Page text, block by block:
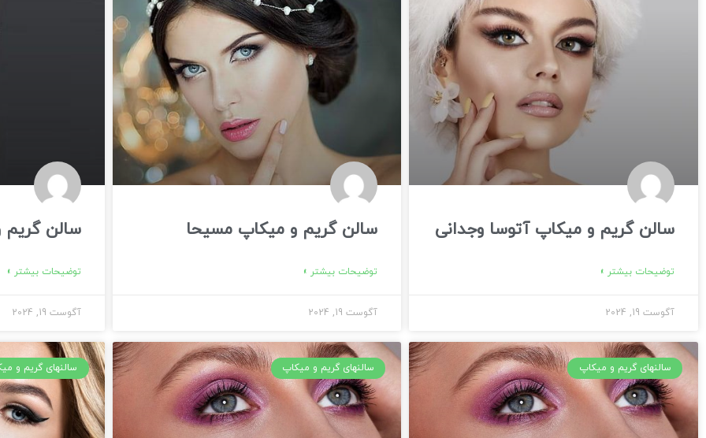
سالن گریم و میکاپ آتوسا وجدانی
توضیحات بیشتر »
آگوست 19, 2024
سالن گریم و میکاپ مسیحا
توضیحات بیشتر »
آگوست 19, 2024
سالن گریم
توضیحات بیشتر »
آگوست 19, 2024
سالنهای گریم و میکاپ سالنهای گریم و میکاپ سالنهای گریم و